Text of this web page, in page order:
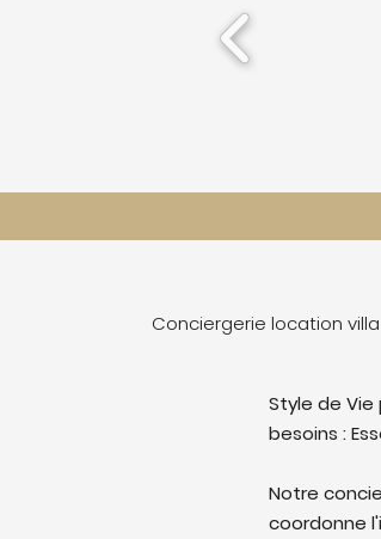
Conciergerie location
Style de
besoins :
Notre
coordonne